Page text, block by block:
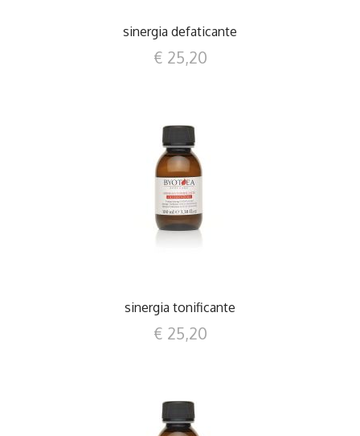
sinergia defaticante
€ 25,20
DETTAGLI
sinergia tonificante
€ 25,20